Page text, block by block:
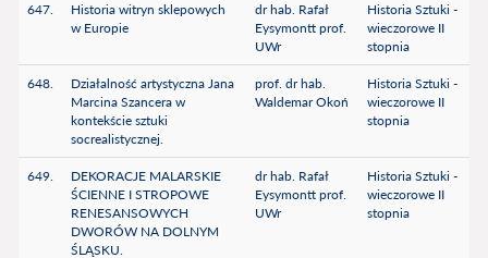
647.
Historia witryn sklepowych
w Europie
dr hab. Rafał
Eysymontt prof.
UWr
Historia Sztuki -
wieczorowe II
stopnia
648.
Działalność artystyczna Jana
Marcina Szancera w
kontekście sztuki
socrealistycznej.
prof. dr hab.
Waldemar Okoń
Historia Sztuki -
wieczorowe II
stopnia
649.
DEKORACJE MALARSKIE
ŚCIENNE I STROPOWE
RENESANSOWYCH
DWORÓW NA DOLNYM
ŚLĄSKU.
dr hab. Rafał
Eysymontt prof.
UWr
Historia Sztuki -
wieczorowe II
stopnia